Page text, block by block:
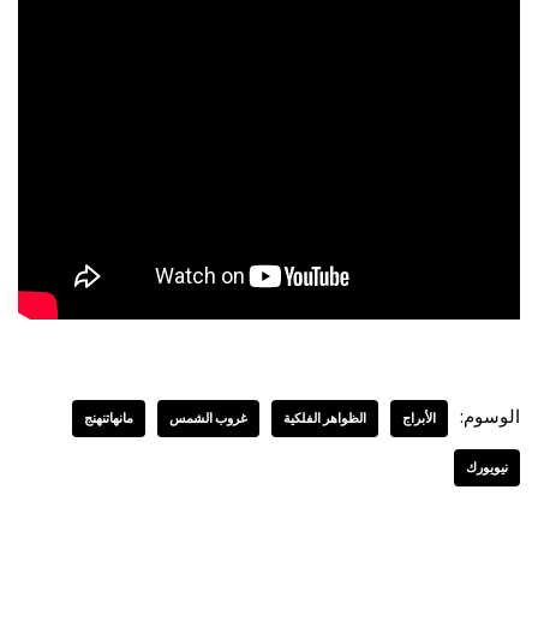
الوسوم: الأبراج الظواهر الفلكية غروب الشمس مانهاتنهنج
نيويورك